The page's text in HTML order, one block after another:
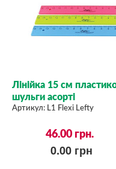
Лінійка 15 см
шульги асорті
Артикул: L1 Flexi Lefty
46.00грн.
0.00грн